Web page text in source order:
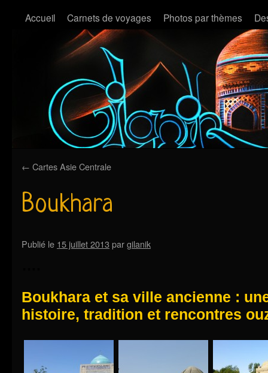
Accueil Carnets de voyages Photos par thèmes
← Cartes Asie Centrale
Boukhara
Publié le 15 juillet 2013 pargilanik
Boukhara et sa ville ancienne :
histoire, tradition et rencontres